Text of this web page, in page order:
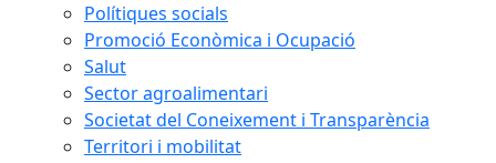
Polítiques socials
Promoció Econòmica i Ocupació
Salut
Sector agroalimentari
Societat del Coneixement i Transparència
Territori i mobilitat